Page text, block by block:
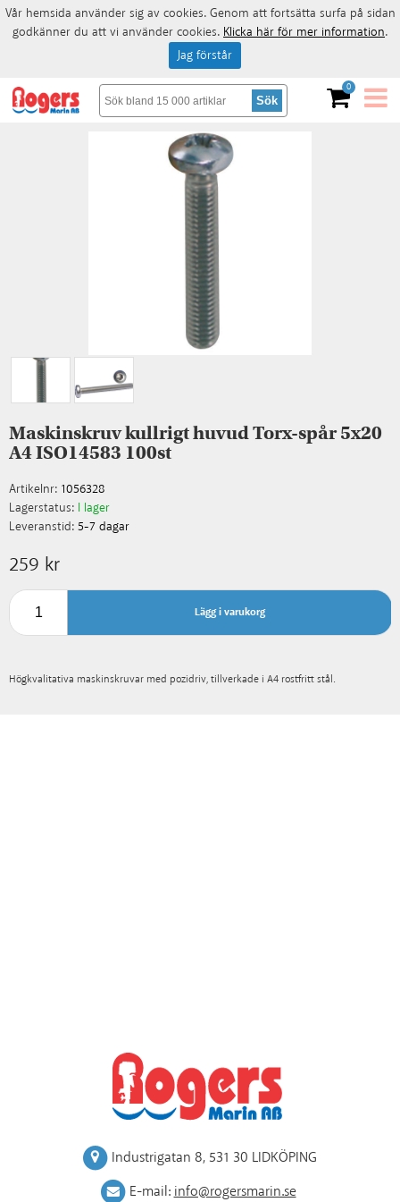
0
Maskinskruv kullrigt huvud Torx-spår 5x20
A4 ISO14583 100st
Artikelnr: 1056328
Lagerstatus: I lager
Leveranstid: 5-7 dagar
259 kr
Lägg i varukorg
Högkvalitativa maskinskruvar med pozidriv, tillverkade i A4 rostfritt stål.
Industrigatan 8, 531 30 LIDKÖPING
E-mail:info@rogersmarin.se
Vår hemsida använder sig av cookies. Genom att fortsätta surfa på sidan
godkänner du att vi använder cookies. Klicka här för mer information.
Jag förstår